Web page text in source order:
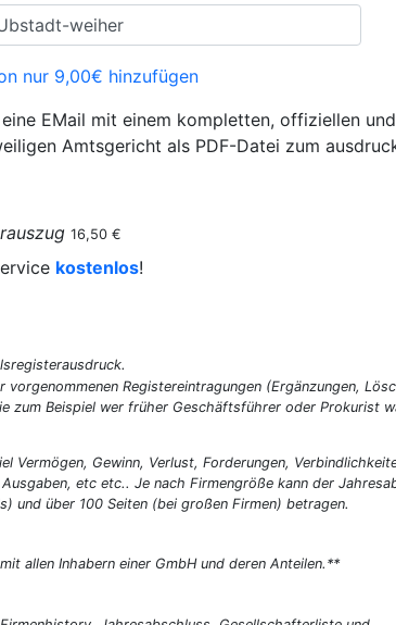
nur 9,00€ hinzufügen
EMail mit einem kompletten, offiziellen
Amtsgericht als PDF-Datei zum
16,50 €
kostenlos!
Registereintragungen (Ergänzungen,
zum Beispiel wer früher Geschäftsführer oder Prokurist
Vermögen, Gewinn, Verlust, Forderungen,
etc etc.. Je nach Firmengröße kann der
und über 100 Seiten (bei großen Firmen) betragen.
allen Inhabern einer GmbH und deren Anteilen.**